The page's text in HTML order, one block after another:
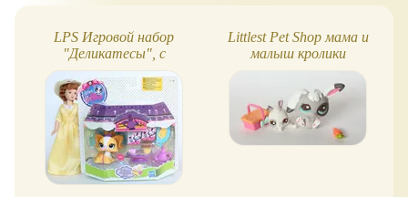
LPS Игровой набор
"Деликатесы", с
собачкой
Littlest Pet Shop мама и
малыш кролики